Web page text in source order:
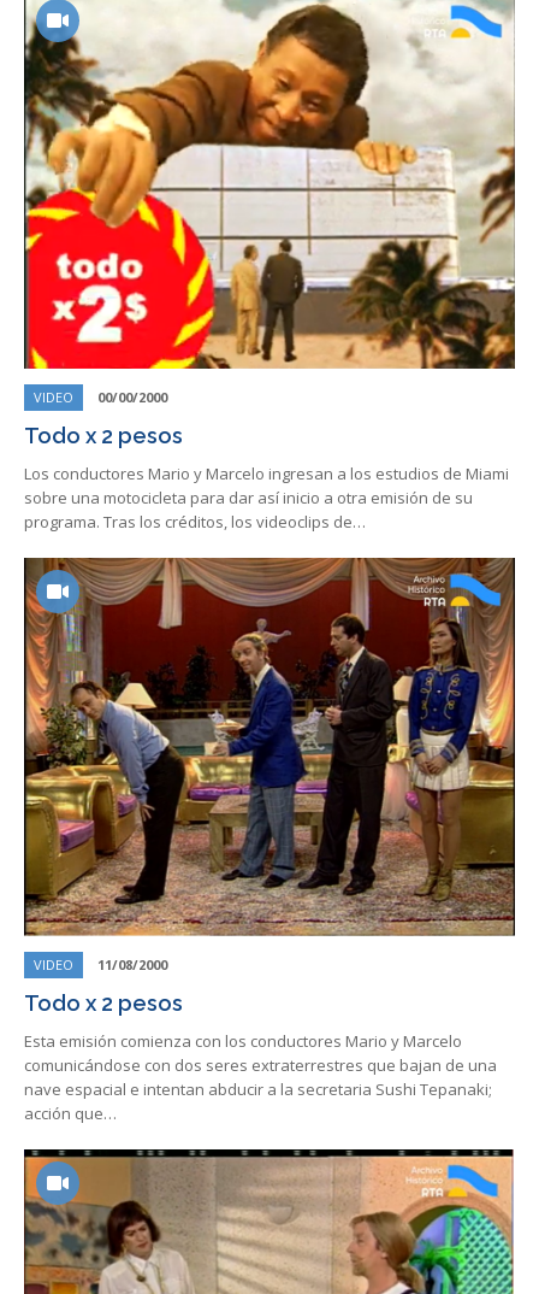
VIDEO 00/00/2000
Todo x 2 pesos
Los conductores Mario y Marcelo ingresan a los estudios de Miami
sobre una motocicleta para dar así inicio a otra emisión de su
programa. Tras los créditos, los videoclips de…
VIDEO 11/08/2000
Todo x 2 pesos
Esta emisión comienza con los conductores Mario y Marcelo
comunicándose con dos seres extraterrestres que bajan de una
nave espacial e intentan abducir a la secretaria Sushi Tepanaki;
acción que…